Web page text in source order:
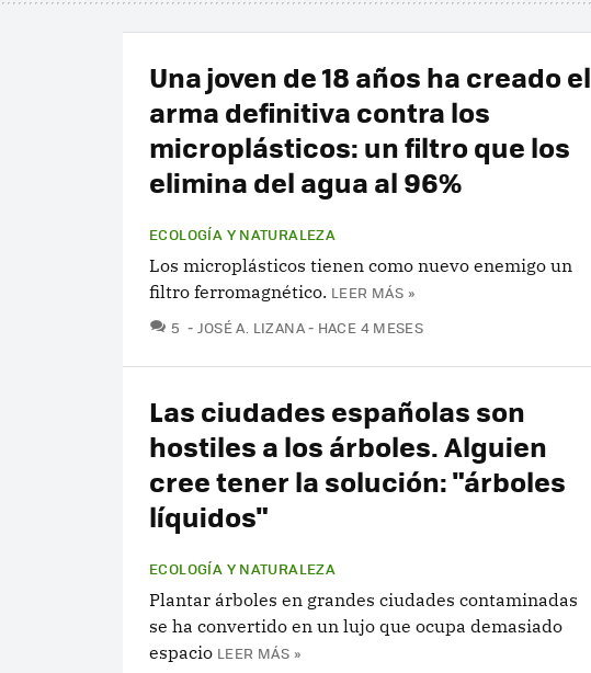
Una joven de 18 años ha creado el
arma definitiva contra los
microplásticos: un filtro que los
elimina del agua al 96%
ECOLOGÍA Y NATURALEZA
Los microplásticos tienen como nuevo enemigo un
filtro ferromagnético. LEER MÁS »
5 COMENTARIOS
JOSÉ A. LIZANA HACE 4 MESES
Las ciudades españolas son
hostiles a los árboles. Alguien
cree tener la solución: "árboles
líquidos"
ECOLOGÍA Y NATURALEZA
Plantar árboles en grandes ciudades contaminadas
se ha convertido en un lujo que ocupa demasiado
espacio LEER MÁS »